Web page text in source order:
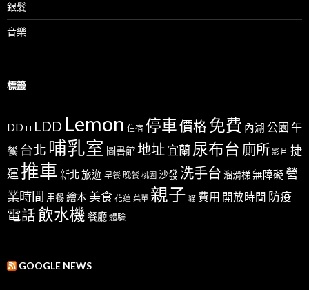
銀髮
音樂
標籤
DD FI LDD Lemon 住宿 停車價格 免費 內湖 公園 午
餐 台北 哺乳室 圖書館地址宜蘭尿布台 廁所 影片 捷
運推車 新北旅遊 早餐 晚餐 桃園 沙發 洗手台 溜滑梯無障礙 營
業時間 用餐繪本 美食 花蓮 菜單 親子 貓 費用 開放時間 防疫
電話飲水機 餐廳 體驗
GOOGLE NEWS